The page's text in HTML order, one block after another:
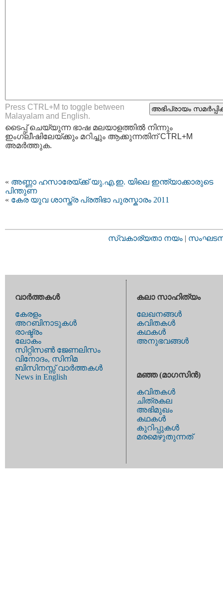
Press CTRL+M to toggle between
Malayalam and English.
ടൈപ്പ്‌ ചെയ്യുന്ന ഭാഷ മലയാളത്തില്‍ നിന്നും
ഇംഗ്ലീഷിലേയ്ക്കും മറിച്ചും ആക്കുന്നതിന് CTRL+M
അമര്‍ത്തുക.
« അണ്ണാ ഹസാരേയ്ക്ക് യു.എ.ഇ. യിലെ ഇന്ത്യാക്കാരുടെ
പിന്തുണ
« കേര യുവ ശാസ്ത്ര പ്രതിഭാ പുരസ്കാരം 2011
സ്വകാര്യതാ നയം |
വാര്‍ത്തകള്‍
കേരളം
അറബിനാടുകള്‍
രാഷ്ട്രം
ലോകം
സിറ്റിസണ്‍ ജേണലിസം
വിനോദം, സിനിമ
ബിസിനസ്സ് വാര്‍ത്തകള്‍
News in English
കലാ സാഹിത്യം
ലേഖനങ്ങള്‍
കവിതകള്‍
കഥകള്‍
അനുഭവങ്ങള്‍
മഞ്ഞ (മാഗസിന്‍)
കവിതകള്‍
ചിത്രകല
അഭിമുഖം
കഥകള്‍
കുറിപ്പുകള്‍
മരമെഴുതുന്നത്